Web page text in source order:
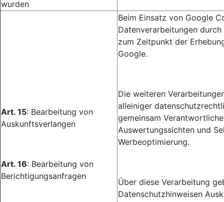
wurden
Art. 15: Bearbeitung von
Auskunftsverlangen
Art. 16: Bearbeitung von
Berichtigungsanfragen
Beim Einsatz von Google
Datenverarbeitungen
zum Zeitpunkt der
Google.
Die weiteren
alleiniger
gemeinsam
Auswertungssichten und
Werbeoptimierung.
Über diese Verarbeitung
Datenschutzhinweisen